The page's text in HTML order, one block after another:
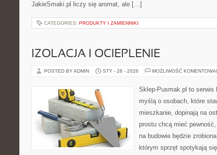
JakieSmaki.pl liczy się aromat, ale […]
CATEGORIES: PRODUKTY I ZAMIENNIKI
IZOLACJA I OCIEPLENIE
POSTED BY ADMIN STY - 28 - 2026 MOŻLIWOŚĆ
Sklep-Pusmak.pl to serwis
myślą o osobach, które
mieszkanie, dopinają na
prostu chcą mieć
na budowie będzie
którym sprzęt spotykają